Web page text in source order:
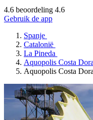
4.6 beoordeling 4.6
Gebruik de app
Spanje
Catalonië
La Pineda
Aquopolis Costa
Aquopolis Costa